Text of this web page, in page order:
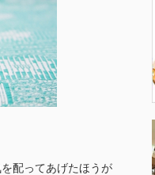
配ってあげたほうが